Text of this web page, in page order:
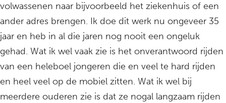
volwassenen naar bijvoorbeeld het ziekenhuis of een
ander adres brengen. Ik doe dit werk nu ongeveer 35
jaar en heb in al die jaren nog nooit een ongeluk
gehad. Wat ik wel vaak zie is het onverantwoord rijden
van een heleboel jongeren die en veel te hard rijden
en heel veel op de mobiel zitten. Wat ik wel bij
meerdere ouderen zie is dat ze nogal langzaam rijden